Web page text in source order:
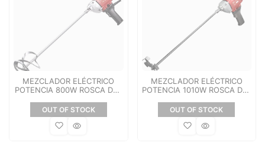
MEZCLADOR ELÉCTRICO
POTENCIA 800W ROSCA DEL
PALETA DE MEZCLA 160MM
INCLUYE MANGO AUXILIAR,
CARBONES, UNA PALETA
OUT OF STOCK
MEZCLADOR ELÉCTRICO
POTENCIA 1010W ROSCA DEL
PALETA MEZCLADORA
160MM INCLUYE MANGO
AUXILIAR, CARBONES, UNA
OUT OF STOCK